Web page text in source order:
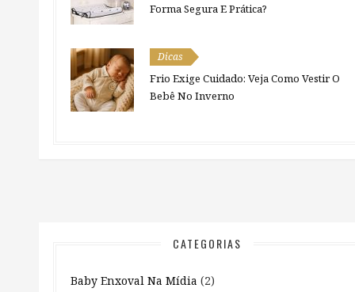
Forma Segura E Prática?
Dicas
Frio Exige Cuidado: Veja Como Vestir O
Bebê No Inverno
CATEGORIAS
Baby Enxoval Na Mídia (2)